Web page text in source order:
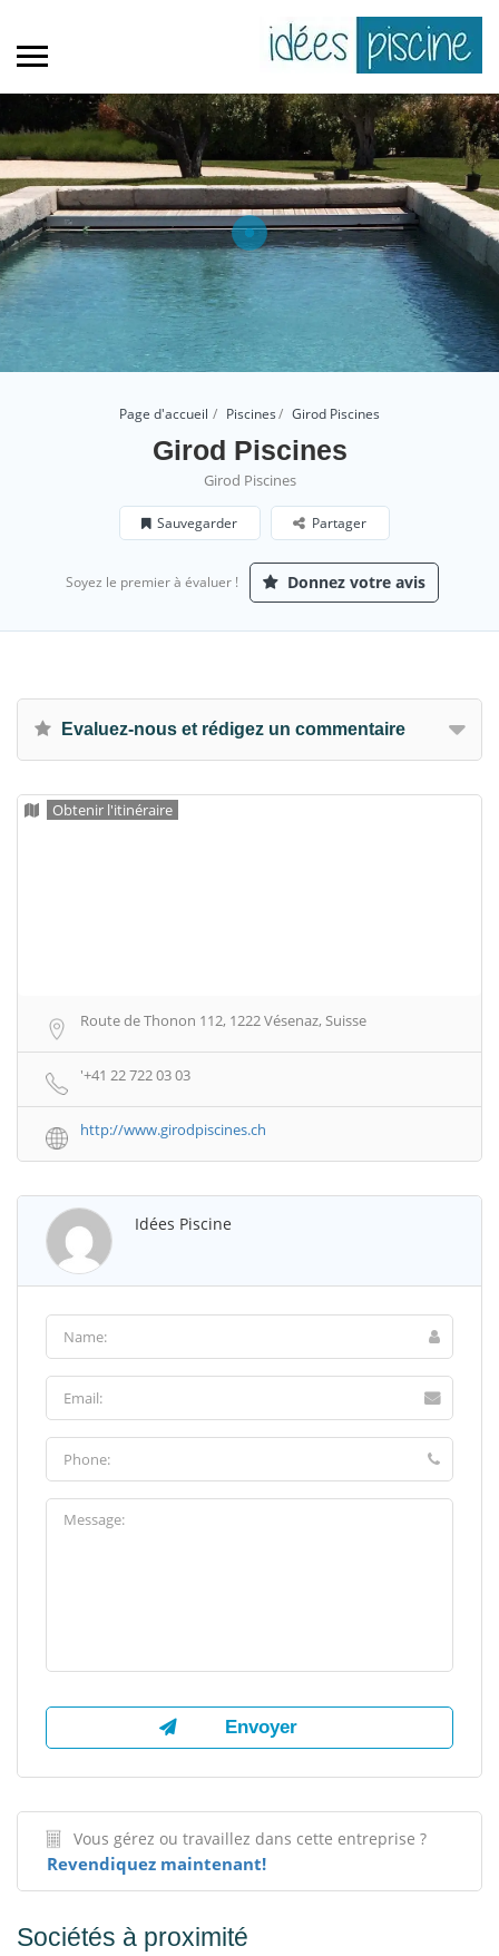
Page d'accueil Piscines Girod Piscines
Girod Piscines
Girod Piscines
Sauvegarder Partager
Soyez le premier à évaluer ! Donnez votre avis
Evaluez-nous et rédigez un commentaire
Obtenir l'itinéraire
Route de Thonon 112, 1222 Vésenaz, Suisse
'+41 22 722 03 03
http://www.girodpiscines.ch
Idées Piscine
Vous gérez ou travaillez dans cette entreprise ?
Revendiquez maintenant!
Sociétés à proximité